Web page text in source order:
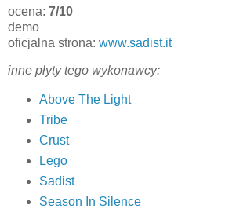
ocena: 7/10
demo
oficjalna strona: www.sadist.it
inne płyty tego wykonawcy:
Above The Light
Tribe
Crust
Lego
Sadist
Season In Silence